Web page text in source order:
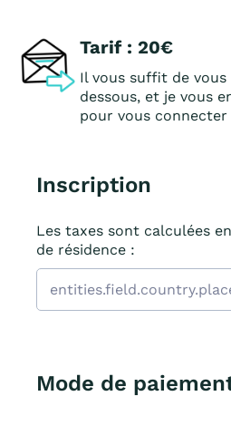
Tarif : 20€
Il vous suffit de
dessous, et je vous
pour vous
Inscription
Les taxes sont calculées
de résidence :
Mode de